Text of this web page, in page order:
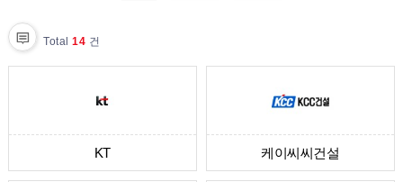
Total14 건
KT 케이씨씨건설